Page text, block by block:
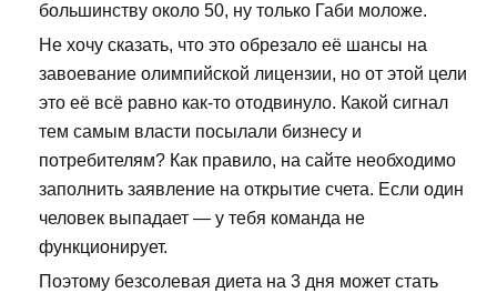
большинству около 50, ну только Габи моложе.
Не хочу сказать, что это обрезало её шансы на
завоевание олимпийской лицензии, но от этой цели
это её всё равно как-то отодвинуло. Какой сигнал
тем самым власти посылали бизнесу и
потребителям? Как правило, на сайте необходимо
заполнить заявление на открытие счета. Если один
человек выпадает — у тебя команда не
функционирует.
Поэтому безсолевая диета на 3 дня может стать